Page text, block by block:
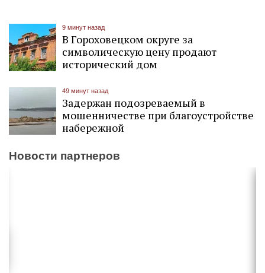
9 минут назад
В Гороховецком округе за
символическую цену продают
исторический дом
49 минут назад
Задержан подозреваемый в
мошенничестве при благоустройстве
набережной
Новости партнеров